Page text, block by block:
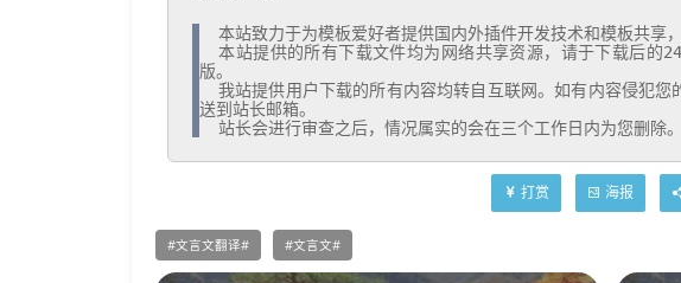
  本站提供的所有下载文件均为网络共享资源，请于下载后的24小时内删除。如需体验更多乐趣，还请支持正
版。
送到站长邮箱。
  站长会进行审查之后，情况属实的会在三个工作日内为您删除。
打赏 海报
文言文翻译 文言文